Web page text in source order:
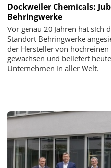
Dockweiler Chemicals:
Behringwerke
Vor genau 20 Jahren hat sich
Standort Behringwerke
der Hersteller von
gewachsen und beliefert
Unternehmen in aller Welt.